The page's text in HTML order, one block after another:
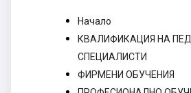
Начало
КВАЛИФИКАЦИЯ НА
СПЕЦИАЛИСТИ
ФИРМЕНИ ОБУЧЕНИЯ